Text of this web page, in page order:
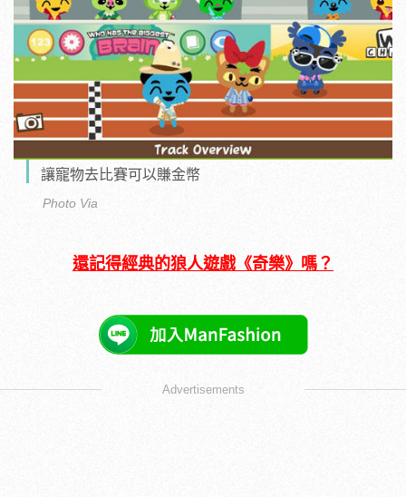
讓寵物去比賽可以賺金幣
Photo Via
還記得經典的狼人遊戲《奇樂》嗎？
Advertisements